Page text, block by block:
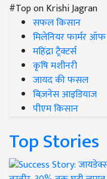
#Top on Krishi Jagran
सफल किसान
मिलेनियर फार्मर ऑफ
महिंद्रा ट्रैक्टर्स
कृषि मशीनरी
जायद की फसल
बिज़नेस आइडियाज
पीएम किसान
Top Stories